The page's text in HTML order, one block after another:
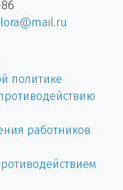
политике
работников